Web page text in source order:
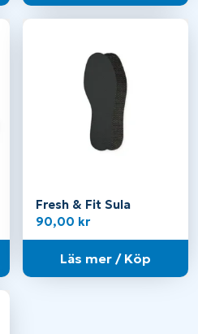
Fresh & Fit Sula
90,00 kr
Läs mer / Köp